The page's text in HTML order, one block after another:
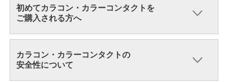
初めてカラコン・カラーコンタクトを
ご購入される方へ
カラコン・カラーコンタクトの
安全性について